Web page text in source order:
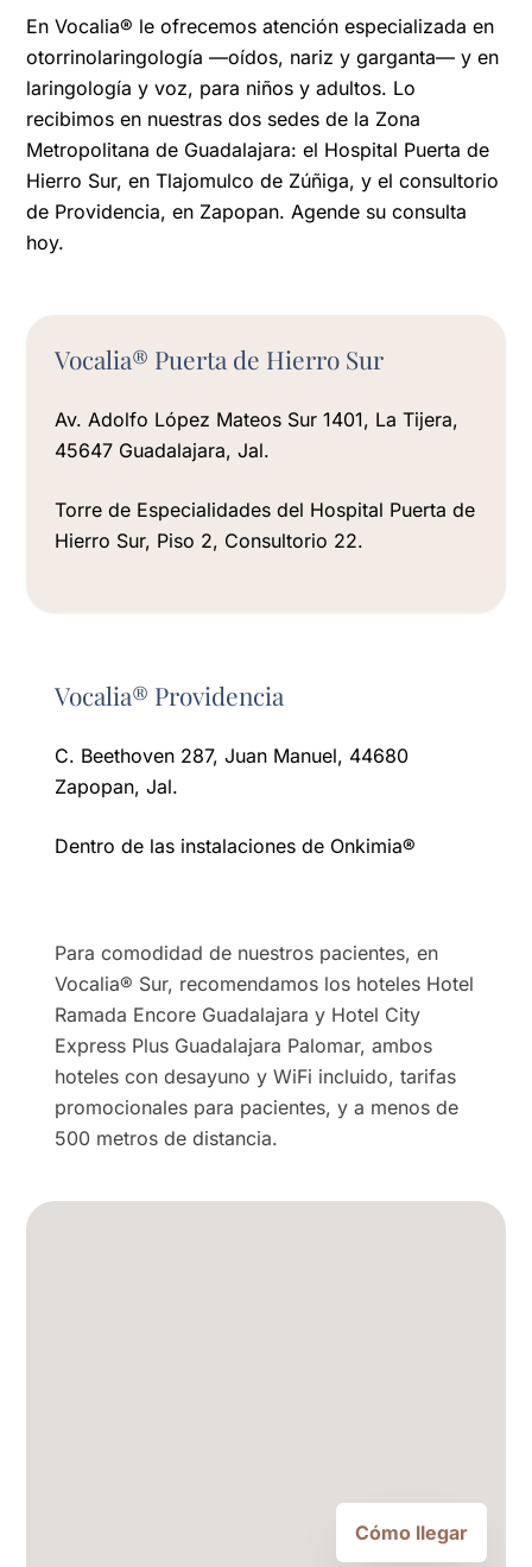
En Vocalia® le ofrecemos atención especializada en
otorrinolaringología —oídos, nariz y garganta— y en
laringología y voz, para niños y adultos. Lo
recibimos en nuestras dos sedes de la Zona
Metropolitana de Guadalajara: el Hospital Puerta de
Hierro Sur, en Tlajomulco de Zúñiga, y el consultorio
de Providencia, en Zapopan. Agende su consulta
hoy.
Vocalia® Puerta de Hierro Sur
Av. Adolfo López Mateos Sur 1401, La Tijera,
45647 Guadalajara, Jal.
Torre de Especialidades del Hospital Puerta de
Hierro Sur, Piso 2, Consultorio 22.
Vocalia® Providencia
C. Beethoven 287, Juan Manuel, 44680
Zapopan, Jal.
Dentro de las instalaciones de Onkimia®️
Para comodidad de nuestros pacientes, en
Vocalia® Sur, recomendamos los hoteles Hotel
Ramada Encore Guadalajara y Hotel City
Express Plus Guadalajara Palomar, ambos
hoteles con desayuno y WiFi incluido, tarifas
promocionales para pacientes, y a menos de
500 metros de distancia.
Cómo llegar